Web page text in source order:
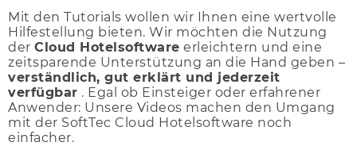
Mit den Tutorials wollen wir Ihnen eine wertvolle
Hilfestellung bieten. Wir möchten die Nutzung
der Cloud Hotelsoftware erleichtern und eine
zeitsparende Unterstützung an die Hand geben –
verständlich, gut erklärt und jederzeit
verfügbar . Egal ob Einsteiger oder erfahrener
Anwender: Unsere Videos machen den Umgang
mit der SoftTec Cloud Hotelsoftware noch
einfacher.